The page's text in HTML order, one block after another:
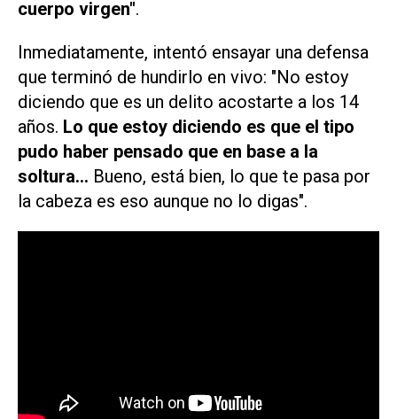
cuerpo virgen".
Inmediatamente, intentó ensayar una defensa
que terminó de hundirlo en vivo: "No estoy
diciendo que es un delito acostarte a los 14
años. Lo que estoy diciendo es que el tipo
pudo haber pensado que en base a la
soltura... Bueno, está bien, lo que te pasa por
la cabeza es eso aunque no lo digas".